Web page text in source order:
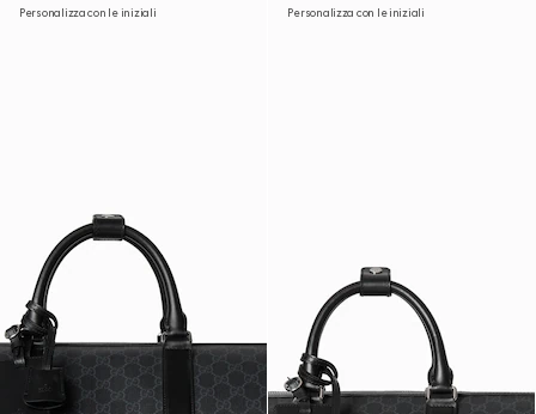
Personalizza con le iniziali Personalizza con le iniziali